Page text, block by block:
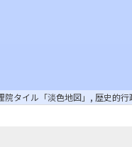
院タイル「淡色地図」 , 歴史的